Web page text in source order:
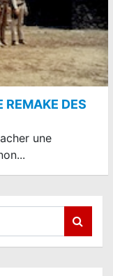
REMAKE DES
une